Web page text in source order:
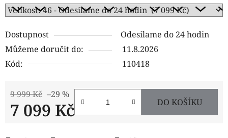
Dostupnost
Odesilame do 24 hodin
Můžeme doručit do:
11.8.2026
Kód:
110418
9 999 Kč –29 %
7 099 Kč DO KOŠÍKU